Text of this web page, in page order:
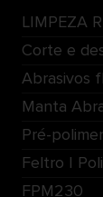
LIMPEZA
Corte e
Abrasivos
Manta
Pré-
Feltro |
FPM230